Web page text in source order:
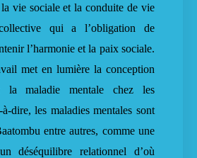
vie sociale et la conduite de vie
qui a l’obligation de
l’harmonie et la paix sociale.
met en lumière la conception
la maladie mentale chez les
dire, les maladies mentales sont
entre autres, comme une
déséquilibre relationnel d’où